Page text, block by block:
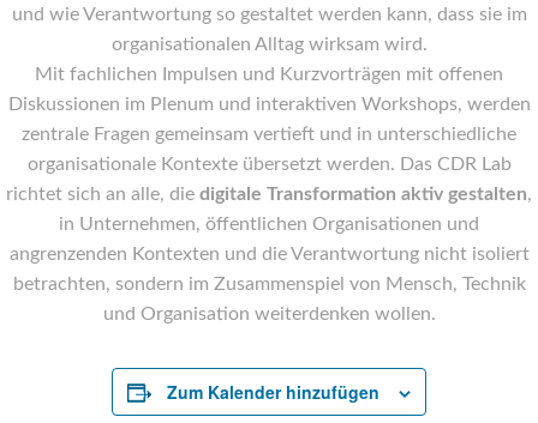
und wie Verantwortung so gestaltet werden kann, dass sie im
organisationalen Alltag wirksam wird.
Mit fachlichen Impulsen und Kurzvorträgen mit offenen
Diskussionen im Plenum und interaktiven Workshops, werden
zentrale Fragen gemeinsam vertieft und in unterschiedliche
organisationale Kontexte übersetzt werden. Das CDR Lab
richtet sich an alle, die digitale Transformation aktiv gestalten,
in Unternehmen, öffentlichen Organisationen und
angrenzenden Kontexten und die Verantwortung nicht isoliert
betrachten, sondern im Zusammenspiel von Mensch, Technik
und Organisation weiterdenken wollen.
Zum Kalender hinzufügen